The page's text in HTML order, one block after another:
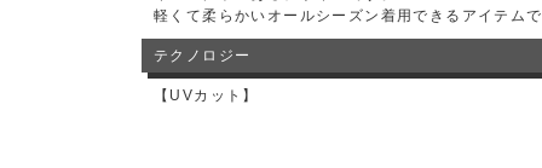
軽くて柔らかいオールシーズン着用できるアイテム
テクノロジー
【UVカット】